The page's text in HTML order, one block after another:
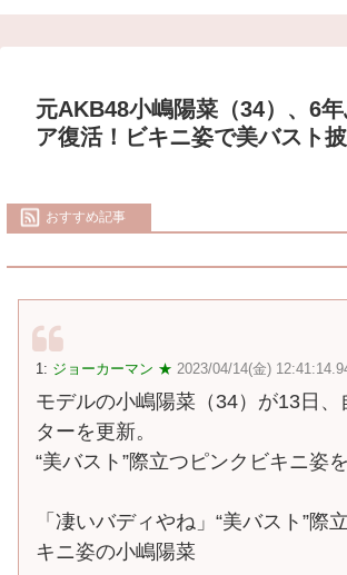
元AKB48小嶋陽菜（34）、6
ア復活！ビキニ姿で美バスト
おすすめ記事
1: ジョーカーマン ★ 2023/04/14(金)
モデルの小嶋陽菜（34）が13日、
ターを更新。
“美バスト”際立つピンクビキニ姿
「凄いバディやね」“美バスト”際
キニ姿の小嶋陽菜